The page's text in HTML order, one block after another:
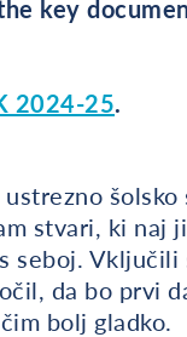
key
2024-25.
šolsko
stvari, ki naj
seboj. Vključili
da bo prvi
bolj gladko.